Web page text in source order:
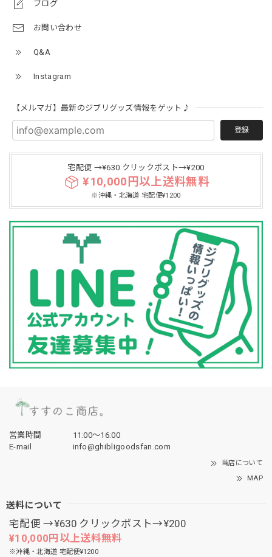
ブログ
お問い合わせ
Q&A
Instagram
【メルマガ】最新のジブリグッズ情報をゲット♪
登録
宅配便 →¥630 クリックポスト→¥200
¥10,000円以上送料無料
※沖縄・北海道 宅配便¥1200
営業時間
11:00〜16:00
E-mail
info@ghibligoodsfan.com
当店について
MAP
送料について
宅配便 →¥630 クリックポスト→¥200
¥10,000円以上送料無料
※沖縄・北海道 宅配便¥1200